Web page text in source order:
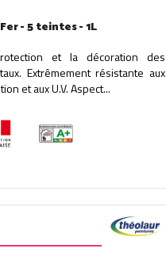
- 5 teintes - 1L
et la décoration des
Extrêmement résistante aux
et aux U.V. Aspect...